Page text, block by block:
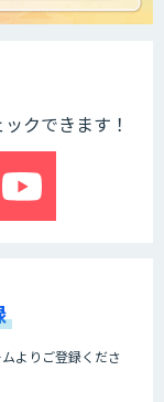
クできます！
よりご登録くださ